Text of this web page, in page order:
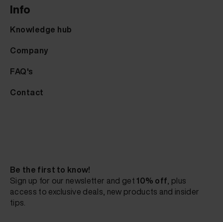
Info
Knowledge hub
Company
FAQ's
Contact
Be the first to know!
Sign up for our newsletter and get10% off, plus
access to exclusive deals, new products and insider
tips.